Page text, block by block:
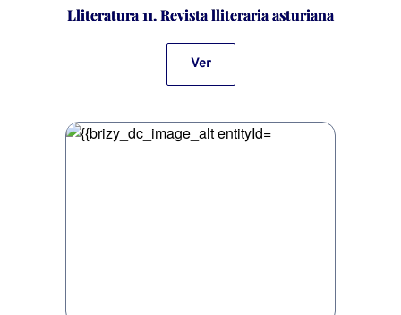
Lliteratura 11. Revista lliteraria asturiana
Ver